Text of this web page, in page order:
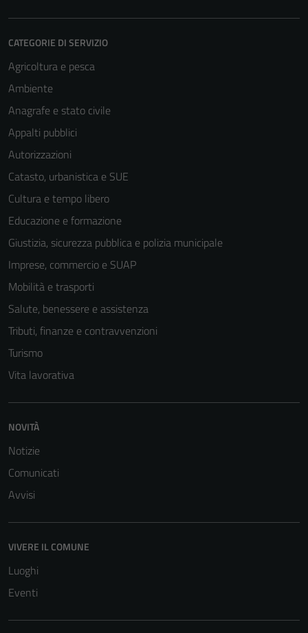
CATEGORIE DI SERVIZIO
Agricoltura e pesca
Ambiente
Anagrafe e stato civile
Appalti pubblici
Autorizzazioni
Catasto, urbanistica e SUE
Cultura e tempo libero
Educazione e formazione
Giustizia, sicurezza pubblica e polizia municipale
Imprese, commercio e SUAP
Mobilità e trasporti
Salute, benessere e assistenza
Tributi, finanze e contravvenzioni
Turismo
Vita lavorativa
NOVITÀ
Notizie
Comunicati
Avvisi
VIVERE IL COMUNE
Luoghi
Eventi